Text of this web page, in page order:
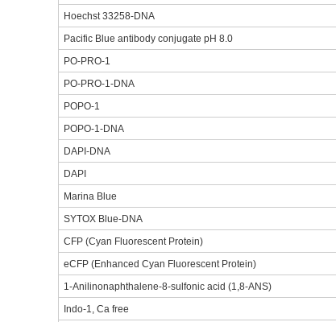
Hoechst 33258-DNA
Pacific Blue antibody conjugate pH 8.0
PO-PRO-1
PO-PRO-1-DNA
POPO-1
POPO-1-DNA
DAPI-DNA
DAPI
Marina Blue
SYTOX Blue-DNA
CFP (Cyan Fluorescent Protein)
eCFP (Enhanced Cyan Fluorescent Protein)
1-Anilinonaphthalene-8-sulfonic acid (1,8-ANS)
Indo-1, Ca free